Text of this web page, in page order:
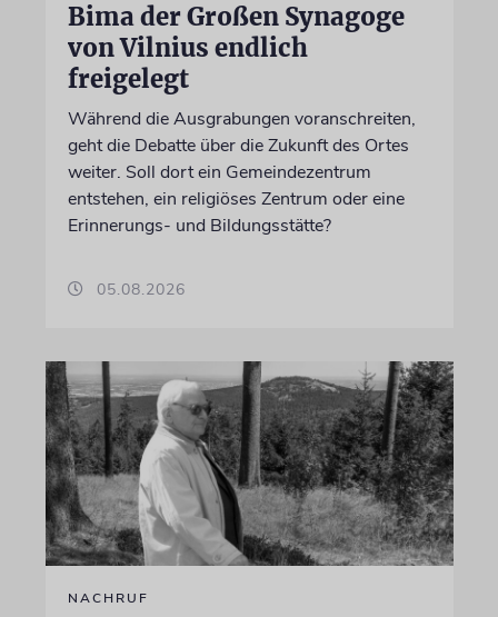
Bima der Großen Synagoge
von Vilnius endlich
freigelegt
Während die Ausgrabungen voranschreiten,
geht die Debatte über die Zukunft des Ortes
weiter. Soll dort ein Gemeindezentrum
entstehen, ein religiöses Zentrum oder eine
Erinnerungs- und Bildungsstätte?
05.08.2026
NACHRUF